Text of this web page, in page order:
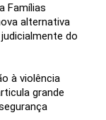
Famílias
alternativa
do
à violência
grande